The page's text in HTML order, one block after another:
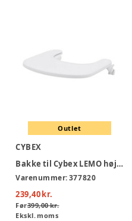
Outlet
CYBEX
Bakke til Cybex LEMO højstol - Sand White
Varenummer:377820
239,40 kr.
Før399,00 kr.
Ekskl. moms